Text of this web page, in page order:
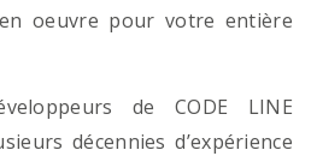
oeuvre pour votre entière
de CODE LINE
décennies d’expérience